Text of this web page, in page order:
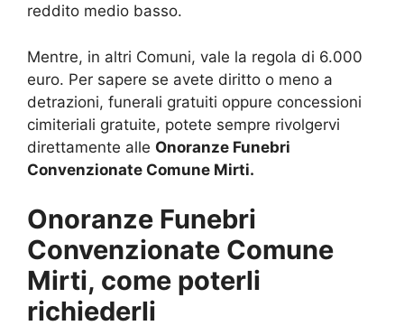
reddito medio basso.
Mentre, in altri Comuni, vale la regola di 6.000
euro. Per sapere se avete diritto o meno a
detrazioni, funerali gratuiti oppure concessioni
cimiteriali gratuite, potete sempre rivolgervi
direttamente alle Onoranze Funebri
Convenzionate Comune Mirti.
Onoranze Funebri
Convenzionate Comune
Mirti, come poterli
richiederli